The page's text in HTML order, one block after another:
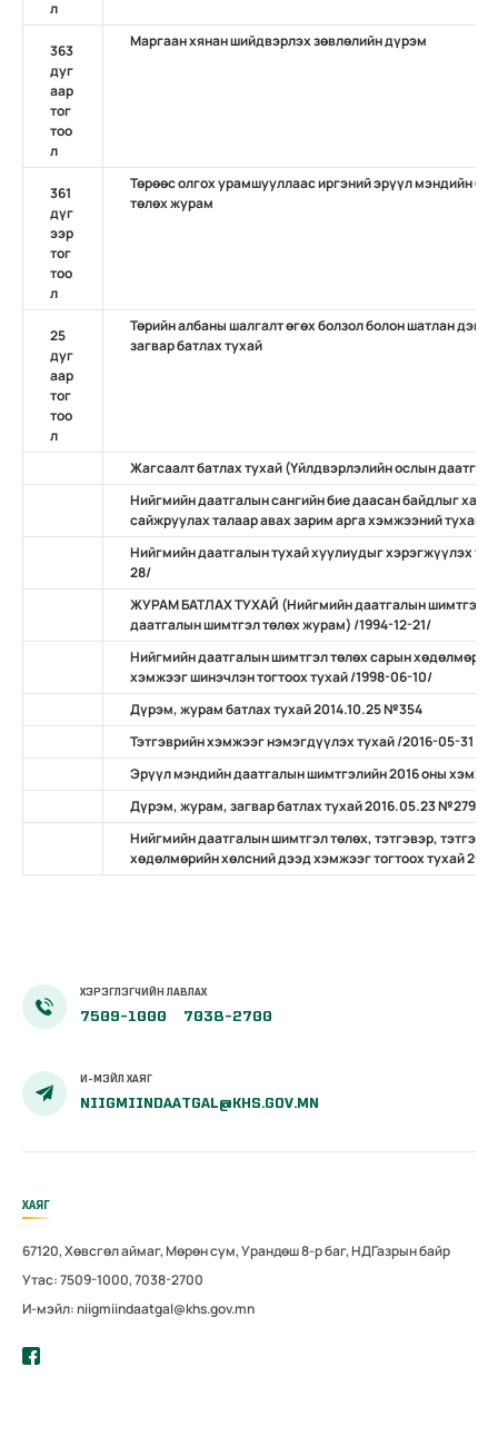
л
363
дуг
аар
тог
тоо
л
Маргаан хянан шийдвэрлэх зөвлөлийн дүрэм
361
дүг
ээр
тог
тоо
л
Төрөөс олгох урамшууллаас иргэний эрүүл мэндийн
төлөх журам
25
дуг
аар
тог
тоо
л
Төрийн албаны шалгалт өгөх болзол болон шатлан
загвар батлах тухай
Жагсаалт батлах тухай (Үйлдвэрлэлийн ослын
Нийгмийн даатгалын сангийн бие даасан байдлыг
сайжруулах талаар авах зарим арга хэмжээний тухай /
Нийгмийн даатгалын тухай хуулиудыг хэрэгжүүлэх
28/
ЖУРАМ БАТЛАХ ТУХАЙ (Нийгмийн даатгалын шимтгэл
даатгалын шимтгэл төлөх журам) /1994-12-21/
Нийгмийн даатгалын шимтгэл төлөх сарын
хэмжээг шинэчлэн тогтоох тухай /1998-06-10/
Дүрэм, журам батлах тухай 2014.10.25 №354
Тэтгэврийн хэмжээг нэмэгдүүлэх тухай /2016-05-31
Эрүүл мэндийн даатгалын шимтгэлийн 2016 оны
Дүрэм, журам, загвар батлах тухай 2016.05.23 №279
Нийгмийн даатгалын шимтгэл төлөх, тэтгэвэр,
хөдөлмөрийн хөлсний дээд хэмжээг тогтоох тухай
ХЭРЭГЛЭГЧИЙН ЛАВЛАХ
7509-1000 7038-2700
И-МЭЙЛ ХАЯГ
NIIGMIINDAATGAL@KHS.GOV.MN
ХАЯГ
67120, Хөвсгөл аймаг, Мөрөн сум, Урандөш 8-р баг, НДГазрын байр
Утас: 7509-1000, 7038-2700
И-мэйл: niigmiindaatgal@khs.gov.mn